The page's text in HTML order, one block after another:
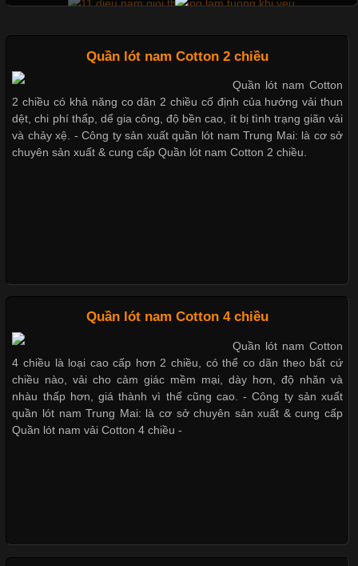
Chất Liệu Lycra Có Gì Đặc Biệt Trong Ngành Thời Trang?
Vải Lycra Là Gì? Chất Liệu Co Giãn Được Ưa Chuộng Trong
Chất Liệu Bamboo Xu Hướng Mới Trong Ngành Thời Trang
Cập nhật 2026-05-21 14:59:25
Trong những năm gần đây, vải Bamboo đang trở thành một
trong những chất liệu được yêu thích trong ngành thời trang
nhờ đặc tính mềm mại, thoáng khí và thân thiện với môi trường.
Không chỉ được ứng dụng trong quần áo thường ngày, loại vải
Thị hiều quần lót nam bơi lội nam và nữ 2017
Mẫu quần lót nam giá rẻ sốt hè 2017
Những mẩu quần lót nam thông dụng hiện nay
Bộ sưu tập quần lót nam Boxer TpHCM
Quần lót nam Cotton 2 chiều
Quần lót nam Cotton
2 chiều có khả năng co dãn 2 chiều cố định của hướng vải thun
dệt, chi phí thấp, dể gia công, độ bền cao, ít bị tình trạng giãn vải
và chảy xệ. - Công ty sản xuất quần lót nam Trung Mai: là cơ sở
chuyên sản xuất & cung cấp Quần lót nam Cotton 2 chiều.
Quần lót nam Cotton 4 chiều
Quần lót nam Cotton
4 chiều là loại cao cấp hơn 2 chiều, có thể co dãn theo bất cứ
chiều nào, vải cho cảm giác mềm mại, dày hơn, độ nhăn và
nhàu thấp hơn, giá thành vì thế cũng cao. - Công ty sản xuất
quần lót nam Trung Mai: là cơ sở chuyên sản xuất & cung cấp
Quần lót nam vải Cotton 4 chiều -